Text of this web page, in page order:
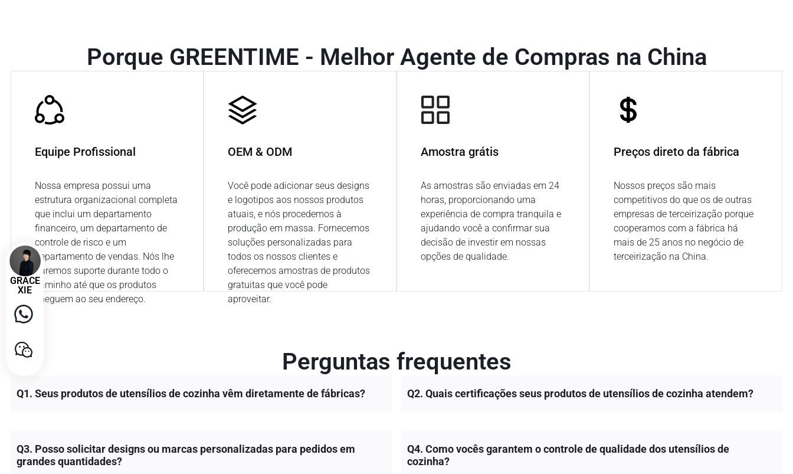
Porque GREENTIME - Melhor Agente de Compras na China
Equipe Profissional
Nossa empresa possui uma
estrutura organizacional completa
que inclui um departamento
financeiro, um departamento de
controle de risco e um
departamento de vendas. Nós lhe
daremos suporte durante todo o
caminho até que os produtos
cheguem ao seu endereço.
OEM & ODM
Você pode adicionar seus designs
e logotipos aos nossos produtos
atuais, e nós procedemos à
produção em massa. Fornecemos
soluções personalizadas para
todos os nossos clientes e
oferecemos amostras de produtos
gratuitas que você pode
aproveitar.
Amostra grátis
As amostras são enviadas em 24
horas, proporcionando uma
experiência de compra tranquila e
ajudando você a confirmar sua
decisão de investir em nossas
opções de qualidade.
Preços direto da fábrica
Nossos preços são mais
competitivos do que os de outras
empresas de terceirização porque
cooperamos com a fábrica há
mais de 25 anos no negócio de
terceirização na China.
Perguntas frequentes
Q1. Seus produtos de utensílios de cozinha vêm diretamente de fábricas? Q2. Quais certificações seus produtos de utensílios de cozinha atendem?
Q3. Posso solicitar designs ou marcas personalizadas para pedidos em
grandes quantidades?
Q4. Como vocês garantem o controle de qualidade dos utensílios de
cozinha?
GRACE
XIE